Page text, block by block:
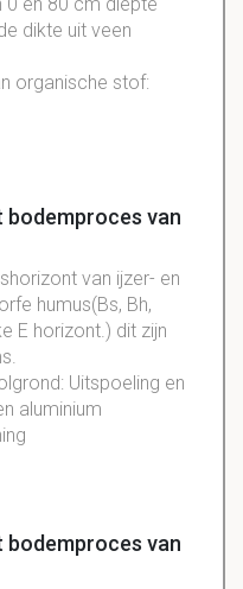
0 en 80 cm diepte
dikte uit veen
organische stof:
bodemproces van
van ijzer- en
humus(Bs, Bh,
E horizont.) dit zijn
Uitspoeling en
aluminium
bodemproces van